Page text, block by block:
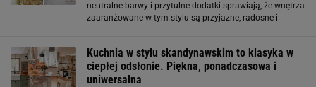
neutralne barwy i przytulne dodatki sprawiają, że wnętrza
zaaranżowane w tym stylu są przyjazne, radosne i
Kuchnia w stylu skandynawskim to klasyka w
ciepłej odsłonie. Piękna, ponadczasowa i
uniwersalna